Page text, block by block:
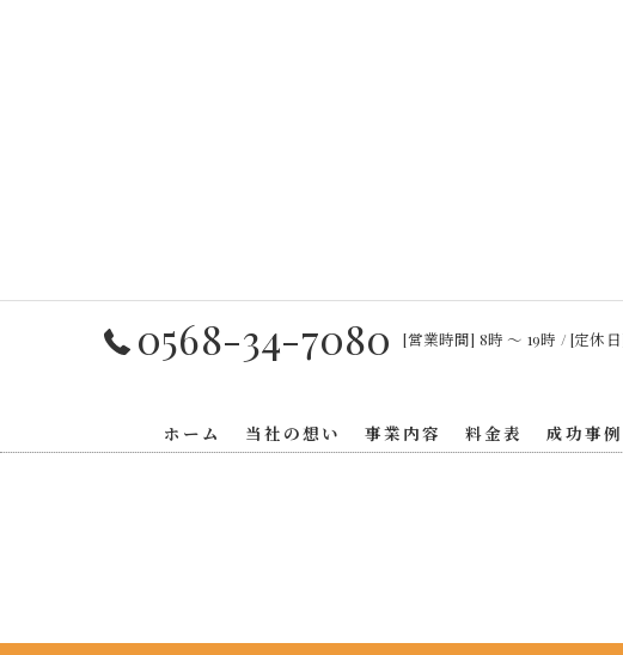
0568-34-7080 [営業時間] 8時 〜 19時 / [定休
ホーム 当社の想い 事業内容 料金表 成功事例